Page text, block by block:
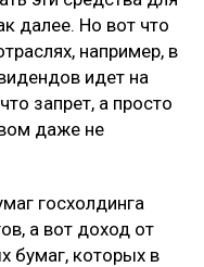
далее. Но вот что
например, в
идет на
запрет, а просто
даже не
госхолдинга
а вот доход от
бумаг, которых в